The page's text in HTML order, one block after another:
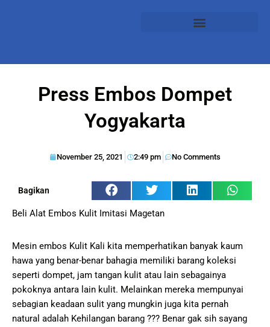
Press Embos Dompet
Yogyakarta
November 25, 2021 2:49 pm No Comments
Bagikan
Beli Alat Embos Kulit Imitasi Magetan
Mesin embos Kulit Kali kita memperhatikan banyak kaum
hawa yang benar-benar bahagia memiliki barang koleksi
seperti dompet, jam tangan kulit atau lain sebagainya
pokoknya antara lain kulit. Melainkan mereka mempunyai
sebagian keadaan sulit yang mungkin juga kita pernah
natural adalah Kehilangan barang ??? Benar gak sih sayang